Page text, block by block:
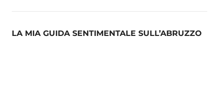
LA MIA GUIDA SENTIMENTALE SULL’ABRUZZO